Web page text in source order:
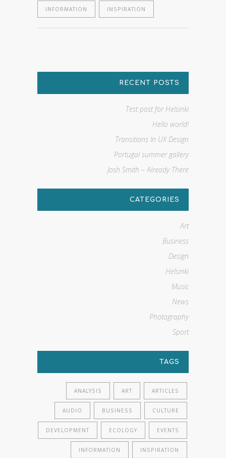
INFORMATION INSPIRATION
RECENT POSTS
Test post for Helsinki
Hello world!
Transitions In UX Design
Portugal summer gallery
Josh Smith – Already There
CATEGORIES
Art
Business
Design
Helsinki
Music
News
Photography
Sport
TAGS
ANALYSIS ART ARTICLES
AUDIO BUSINESS CULTURE
DEVELOPMENT ECOLOGY EVENTS
INFORMATION INSPIRATION